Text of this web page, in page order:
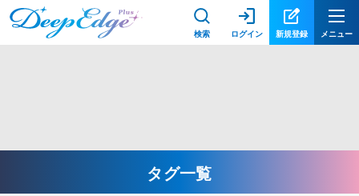
検索 ログイン 新規登録 メニュー
タグ一覧